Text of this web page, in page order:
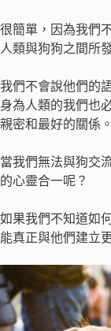
很簡單，因為我們
人類與狗狗之間所
我們不會說他們的
身為人類的我們也
親密和最好的關係。
當我們無法與狗交
的心靈合一呢？
如果我們不知道如
能真正與他們建立